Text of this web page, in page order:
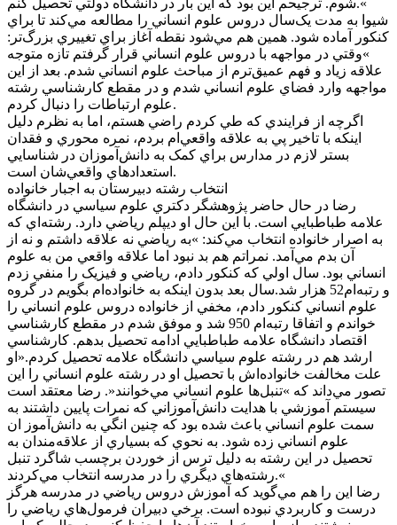
شيوا به مدت يک‌سال دروس علوم انساني را مطالعه مي‌کند تا براي
کنکور آماده شود. همين هم مي‌شود نقطه آغاز براي تغييري بزرگ‌تر:
»وقتي در مواجهه با دروس علوم انساني قرار گرفتم تازه متوجه
علاقه زياد و فهم عميق‌ترم از مباحث علوم انساني شدم. بعد از اين
مواجهه وارد فضاي علوم انساني شدم و در مقطع کارشناسي رشته
علوم ارتباطات را دنبال کردم.
اگرچه از فرايندي که طي کردم راضي هستم، اما به نظرم دليل
اينکه با تاخير پي به علاقه واقعي‌ام بردم، نمره محوري و فقدان
بستر لازم در مدارس براي کمک به دانش‌آموزان در شناسايي
استعدادهاي واقعي‌شان است.
انتخاب رشته دبيرستان به اجبار خانواده
رضا در حال حاضر پژوهشگر دکتري علوم سياسي در دانشگاه
علامه طباطبايي است. با اين حال او ديپلم رياضي دارد. رشته‌اي که
به اصرار خانواده انتخاب مي‌کند: »به رياضي نه علاقه داشتم و نه از
آن بدم مي‌آمد. نمراتم هم بد نبود اما علاقه واقعي من به علوم
انساني بود. سال اولي که کنکور دادم، رياضي و فيزيک را منفي زدم
و رتبه‌ام52 هزار شد.سال بعد بدون اينکه به خانواده‌ام بگويم در گروه
علوم انساني کنکور دادم، مخفي از خانواده دروس علوم انساني را
خواندم و اتفاقا رتبه‌ام 950 شد و موفق شدم در مقطع کارشناسي
اقتصاد دانشگاه علامه طباطبايي ادامه تحصيل بدهم. کارشناسي
ارشد هم در رشته علوم سياسي دانشگاه علامه تحصيل کردم.«او
علت مخالفت خانواده‌اش با تحصيل او در رشته علوم انساني را اين
تصور مي‌داند که »تنبل‌ها علوم انساني مي‌خوانند«. رضا معتقد است
سيستم آموزشي با هدايت دانش‌آموزاني که نمرات پايين داشتند به
سمت علوم انساني باعث شده بود که چنين انگي به دانش‌آموز ان
علوم انساني زده شود. به نحوي که بسياري از علاقه‌مندان به
تحصيل در اين رشته به دليل ترس از خوردن برچسب شاگرد تنبل
رشته‌هاي ديگري را در مدرسه انتخاب مي‌کردند.«
رضا اين را هم مي‌گويد که آموزش دروس رياضي در مدرسه هرگز
درست و کاربردي نبوده است. برخي دبيران فرمول‌هاي رياضي را